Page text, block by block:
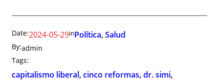
Date:2024-05-29inPolítica, Salud
By:admin
Tags:
capitalismo liberal, cinco reformas, dr. simi